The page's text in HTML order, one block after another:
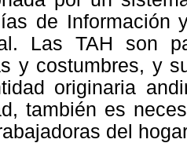
de Información
Las TAH son
y costumbres, y
originaria
también es
del